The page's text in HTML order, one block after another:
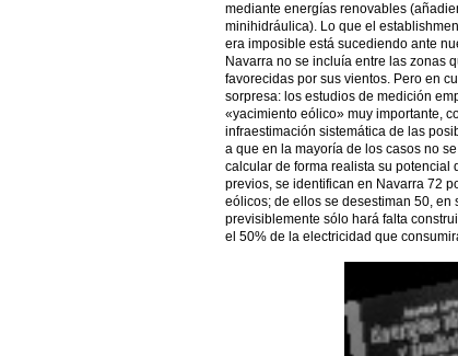
mediante energías renovables
minihidráulica). Lo que el
era imposible está sucediendo ante
Navarra no se incluía entre las zonas
favorecidas por sus vientos. Pero en
sorpresa: los estudios de medición
«yacimiento eólico» muy importante,
infraestimación sistemática de las
a que en la mayoría de los casos no
calcular de forma realista su potencial
previos, se identifican en Navarra 72
eólicos; de ellos se desestiman 50, en
previsiblemente sólo hará falta
el 50% de la electricidad que